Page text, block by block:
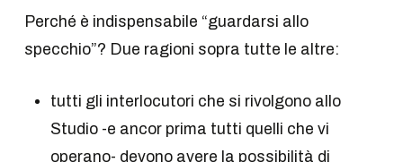
Perché è indispensabile “guardarsi allo
specchio”? Due ragioni sopra tutte le altre:
tutti gli interlocutori che si rivolgono allo
Studio -e ancor prima tutti quelli che vi
operano- devono avere la possibilità di